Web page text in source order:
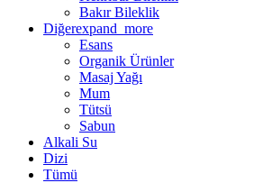
Bakır Bileklik
Diğerexpand_more
Esans
Organik Ürünler
Masaj Yağı
Mum
Tütsü
Sabun
Alkali Su
Dizi
Tümü